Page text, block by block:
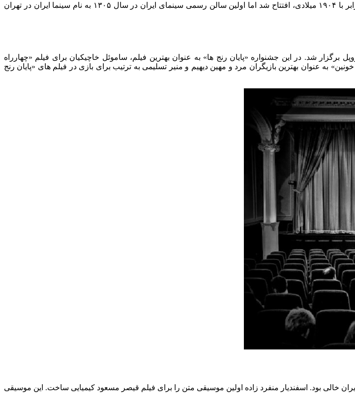
ی عمومی در ایران توسط میرزا ابراهیم خان عکاسباشی در سال ۱۲۸۳ شمسی برابر با ۱۹۰۴ میلادی، افتتاح شد اما اولین سالن رسمی سینمای ایران در سال ۱۳۰۵ به نام سینما ایران در تهران
جشنواره‌‌ی سینمایی ایران بود که از ۲۲ تا ۲۸ اسفند ۱۳۳۳ در سینما متروپل برگزار شد. در این جشنواره «پایان رنج ها» به عنوان بهترین فیلم، ساموئل خاچیکیان برای فیلم «چهارراه
به عنوان بهترین بازیگران مرد و مهین دیهیم و منیر تسلیمی به ترتیب برای بازی در فیلم های «پایان رنج
خالی بود. اسفندیار منفرد زاده اولین موسیقی متن را برای فیلم قیصر مسعود کیمیایی ساخت. این موسیقی